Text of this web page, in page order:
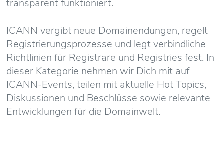
transparent funktioniert.
ICANN vergibt neue Domainendungen, regelt
Registrierungsprozesse und legt verbindliche
Richtlinien für Registrare und Registries fest. In
dieser Kategorie nehmen wir Dich mit auf
ICANN-Events, teilen mit aktuelle Hot Topics,
Diskussionen und Beschlüsse sowie relevante
Entwicklungen für die Domainwelt.